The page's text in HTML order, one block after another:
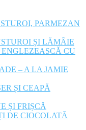
PARMEZAN
ȘI LĂMÂIE
CU
– A LA JAMIE
ȘI CEAPĂ
ȘI FRIȘCĂ
DE CIOCOLATĂ